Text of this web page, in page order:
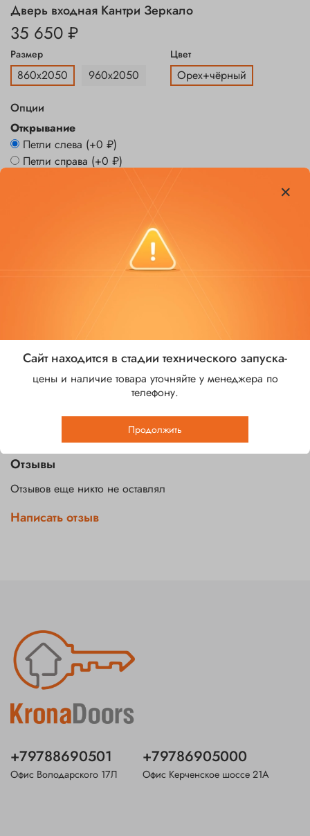
Дверь входная Кантри Зеркало
35 650 ₽
Размер
860х2050 960х2050
Цвет
Орех+чёрный
Опции
Открывание
Петли слева (+0 ₽)
Петли справа (+0 ₽)
Добавить в сравнение
Зеркало
Есть
Отзывы
Отзывов еще никто не оставлял
Написать отзыв
+79788690501
Офис Володарского 17Л
+79786905000
Офис Керченское шоссе 21А
Сайт находится в стадии технического запуска-
цены и наличие товара уточняйте у менеджера по
телефону.
Продолжить